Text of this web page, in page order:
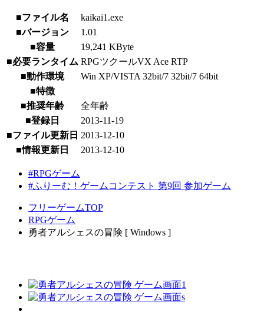
■ファイル名
kaikai1.exe
■バージョン
1.01
■容量
19,241 KByte
■必要ランタイム RPGツクールVX Ace RTP
■動作環境
Win XP/VISTA 32bit/7 32bit/7 64bit
■特徴
■推奨年齢
全年齢
■登録日
2013-11-19
■ファイル更新日 2013-12-10
■情報更新日
2013-12-10
#RPGゲーム
#ふりーむ！ゲームコンテスト 第9回 参加ゲーム
フリーゲームTOP
RPGゲーム
勇者アルシェスの冒険 [ Windows ]